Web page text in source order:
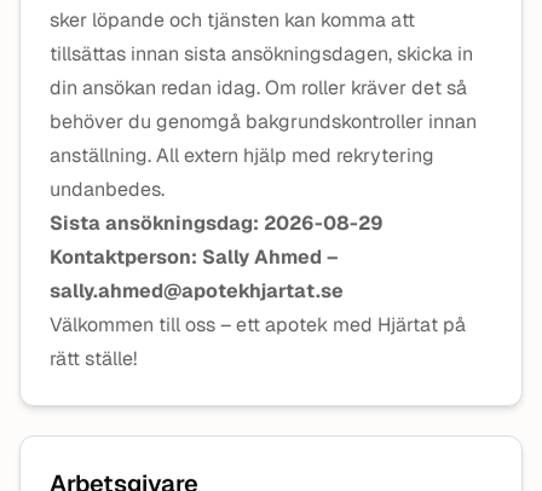
sker löpande och tjänsten kan komma att
tillsättas innan sista ansökningsdagen, skicka in
din ansökan redan idag. Om roller kräver det så
behöver du genomgå bakgrundskontroller innan
anställning. All extern hjälp med rekrytering
undanbedes.
Sista ansökningsdag: 2026-08-29
Kontaktperson: Sally Ahmed –
sally.ahmed@apotekhjartat.se
Välkommen till oss – ett apotek med Hjärtat på
rätt ställe!
Arbetsgivare